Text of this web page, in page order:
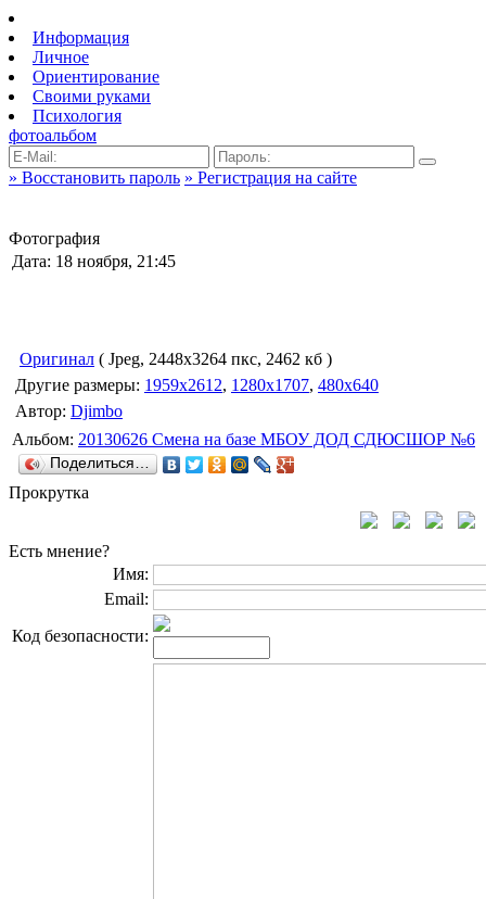
Информация
Личное
Ориентирование
Своими руками
Психология
фотоальбом
» Восстановить пароль » Регистрация на сайте
Фотография
Дата: 18 ноября, 21:45
Оригинал ( Jpeg, 2448x3264 пкс, 2462 кб )
Другие размеры: 1959x2612, 1280x1707, 480x640
Автор: Djimbo
Альбом: 20130626 Смена на базе МБОУ ДОД СДЮСШОР №6
Поделиться…
Прокрутка
Есть мнение?
Имя:
Email:
Код безопасности: